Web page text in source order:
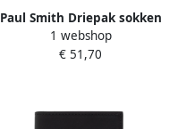
Paul Smith Driepak sokken
Multicolor Heren
1 webshop
€ 51,70